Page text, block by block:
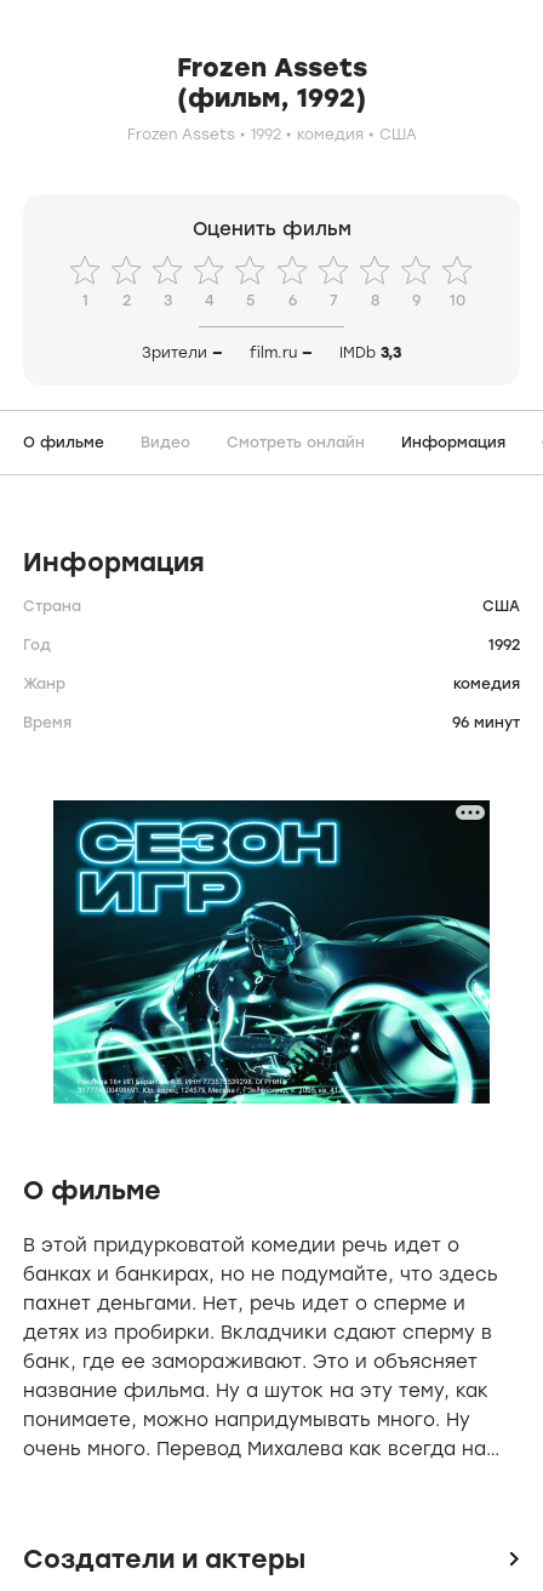
Frozen Assets
(фильм, 1992)
Frozen Assets 1992 комедия США
Оценить фильм
1 2 3 4 5 6 7 8 9 10
Зрители — film.ru — IMDb 3,3
О фильме Видео Смотреть онлайн Информация
Информация
Страна США
Год 1992
Жанр комедия
Время 96 минут
О фильме
В этой придурковатой комедии речь идет о
банках и банкирах, но не подумайте, что здесь
пахнет деньгами. Нет, речь идет о сперме и
детях из пробирки. Вкладчики сдают сперму в
банк, где ее замораживают. Это и объясняет
название фильма. Ну а шуток на эту тему, как
понимаете, можно напридумывать много. Ну
очень много. Перевод Михалева как всегда на
Создатели и актеры icon